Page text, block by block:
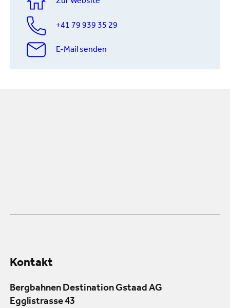
+41 79 939 35 29
E-Mail senden
Kontakt
Bergbahnen Destination Gstaad AG
Egglistrasse 43